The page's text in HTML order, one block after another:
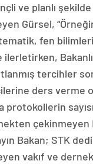
ve planlı
Gürsel,
fen
ilerletirken,
tercihler
ders verme
protokollerin
Bakan; STK
vakıf ve